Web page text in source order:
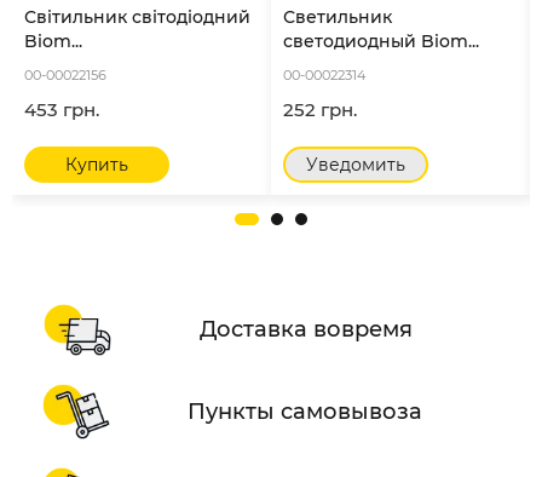
Світильник світодіодний
Biom...
00-00022156
453 грн.
Купить
Светильник
светодиодный Biom...
00-00022314
252 грн.
Уведомить
Доставка вовремя
Пункты самовывоза